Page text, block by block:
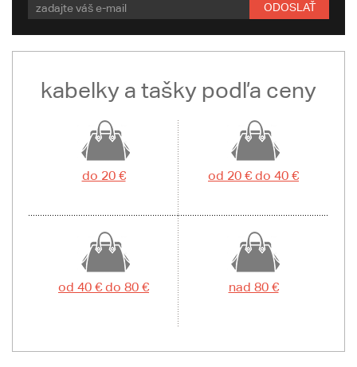
ODOSLAŤ
kabelky a tašky podľa ceny
do 20 € od 20 € do 40 €
od 40 € do 80 € nad 80 €